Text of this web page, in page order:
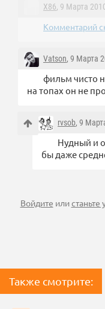
X86, 9 Марта
Комментарий
Vatson, 9 Марта
фильм чисто
на топах он не
rvsob, 9
Нудный и
бы даже
Войдите илистаньте
Также смотрите: